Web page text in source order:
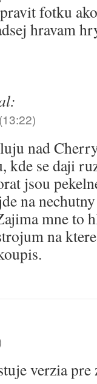
fotku
hravam
nad
kde se daji
jsou
na
mne to
na
verzia